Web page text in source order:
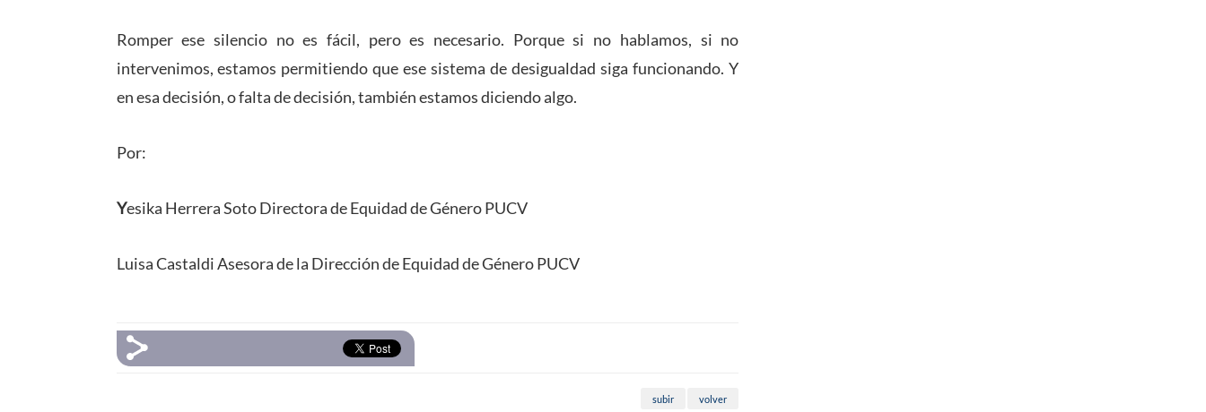
Romper ese silencio no es fácil, pero es necesario. Porque si no hablamos, si no
intervenimos, estamos permitiendo que ese sistema de desigualdad siga funcionando. Y
en esa decisión, o falta de decisión, también estamos diciendo algo.
Por:
Yesika Herrera Soto Directora de Equidad de Género PUCV
Luisa Castaldi Asesora de la Dirección de Equidad de Género PUCV
subir volver